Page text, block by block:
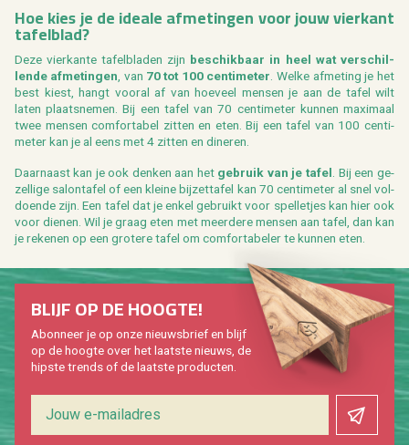
Hoe kies je de ide­a­le af­me­tin­gen voor jouw vier­kant
ta­fel­blad?
Deze vier­kan­te ta­fel­bla­den zijn be­schik­baar in heel wat ver­schil­
len­de af­me­tin­gen , van 70 tot 100 cen­ti­me­ter . Welke af­me­ting je het
best kiest, hangt voor­al af van hoe­veel men­sen je aan de tafel wilt
laten plaats­ne­men. Bij een tafel van 70 cen­ti­me­ter kun­nen maxi­maal
twee men­sen com­for­ta­bel zit­ten en eten. Bij een tafel van 100 cen­ti­
me­ter kan je al eens met 4 zit­ten en di­ne­ren.
Daar­naast kan je ook den­ken aan het ge­bruik van je tafel . Bij een ge­
zel­li­ge sa­lon­ta­fel of een klei­ne bij­zet­ta­fel kan 70 cen­ti­me­ter al snel vol­
doen­de zijn. Een tafel dat je enkel ge­bruikt voor spel­le­tjes kan hier ook
voor die­nen. Wil je graag eten met meer­de­re men­sen aan tafel, dan kan
je re­ke­nen op een gro­te­re tafel om com­for­ta­be­ler te kun­nen eten.
BLIJF OP DE HOOG­TE!
Abon­neer je op onze nieuws­brief en blijf
op de hoog­te over het laat­ste nieuws, de
hip­s­te trends of de laat­ste pro­duc­ten.